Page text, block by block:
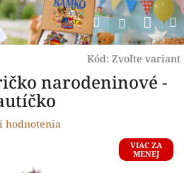
Hľadať
Kód: Zvoľte variant
narodeninové -
hodnotenia
VIAC ZA
MENEJ